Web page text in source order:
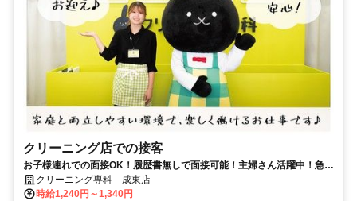
クリーニング店での接客
お子様連れでの面接OK！履歴書無しで面接可能！主婦さん活躍中！急な
体調不良もサポート体制万全！
クリーニング専科 成東店
時給1,240円～1,340円